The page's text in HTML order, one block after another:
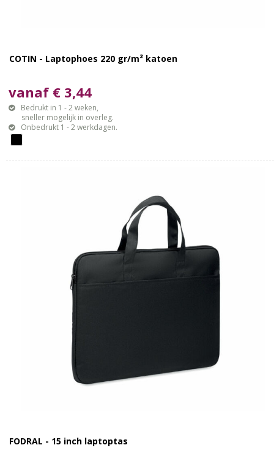
COTIN - Laptophoes 220 gr/m² katoen
vanaf € 3,44
Bedrukt in 1 - 2 weken,
sneller mogelijk in overleg.
Onbedrukt 1 - 2 werkdagen.
FODRAL - 15 inch laptoptas